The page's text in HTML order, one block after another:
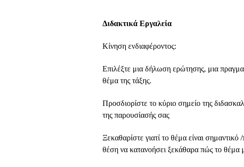
Διδακτικά Εργαλεία
Κίνηση ενδιαφέροντος:
Επιλέξτε μια δήλωση ερώτησης, μια
θέμα της τάξης.
Προσδιορίστε το κύριο σημείο της
της παρουσίασής σας
Ξεκαθαρίστε γιατί το θέμα είναι
θέση να κατανοήσει ξεκάθαρα πώς το θέμα